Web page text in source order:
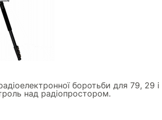
боротьби для 79, 29
над радіопростором.